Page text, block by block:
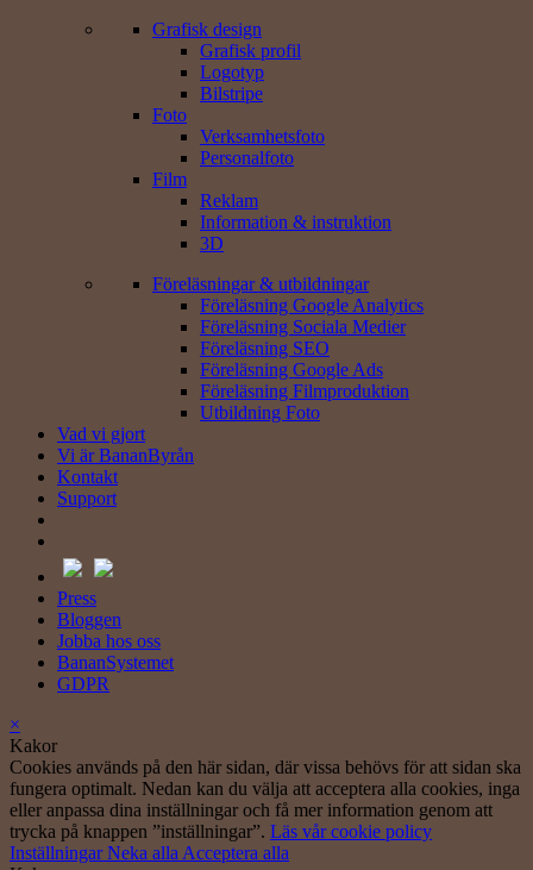
Grafisk design
Grafisk profil
Logotyp
Bilstripe
Foto
Verksamhets­foto
Personal­foto
Film
Reklam
Information & instruktion
3D
Föreläsningar & utbildningar
Föreläsning Google Analytics
Föreläsning Sociala Medier
Föreläsning SEO
Föreläsning Google Ads
Föreläsning Filmproduktion
Utbildning Foto
Vad vi gjort
Vi är BananByrån
Kontakt
Support
Press
Bloggen
Jobba hos oss
BananSystemet
GDPR
×
Kakor
Cookies används på den här sidan, där vissa behövs för att sidan ska
fungera optimalt. Nedan kan du välja att acceptera alla cookies, inga
eller anpassa dina inställningar och få mer information genom att
trycka på knappen ”inställningar”. Läs vår cookie policy
InställningarNeka alla Acceptera alla